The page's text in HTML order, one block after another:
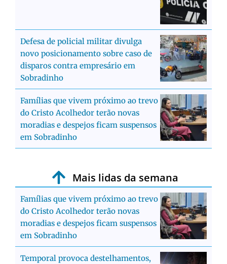
Defesa de policial militar divulga
novo posicionamento sobre caso de
disparos contra empresário em
Sobradinho
Famílias que vivem próximo ao trevo
do Cristo Acolhedor terão novas
moradias e despejos ficam suspensos
em Sobradinho
Mais lidas da semana
Famílias que vivem próximo ao trevo
do Cristo Acolhedor terão novas
moradias e despejos ficam suspensos
em Sobradinho
Temporal provoca destelhamentos,